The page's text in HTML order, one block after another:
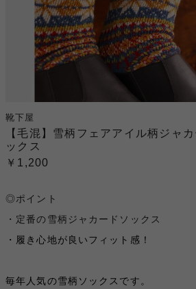
靴下屋
【毛混】雪柄フェアアイル柄ジャ
ックス
￥1,200
◎ポイント
・定番の雪柄ジャカードソックス
・履き心地が良いフィット感！
毎年人気の雪柄ソックスです。